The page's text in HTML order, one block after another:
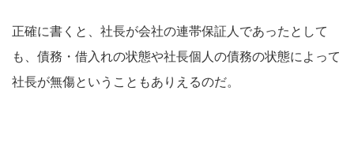
正確に書くと、社長が会社の連帯保証人であったとして
も、債務・借入れの状態や社長個人の債務の状態によって
社長が無傷ということもありえるのだ。